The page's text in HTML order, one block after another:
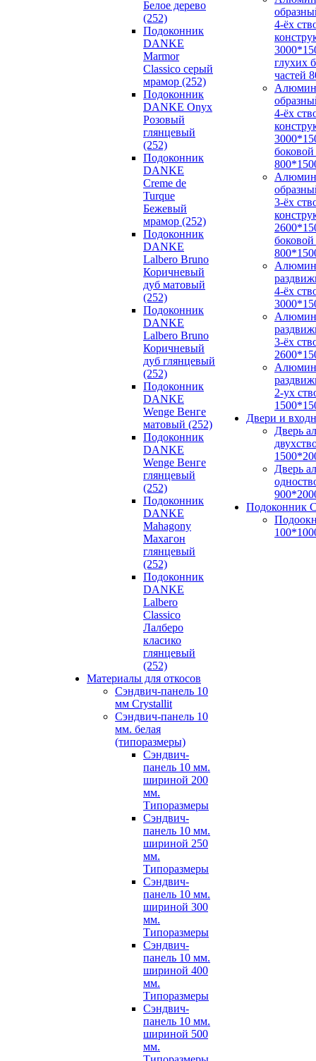
Белое дерево
(252)
Подоконник
DANKE
Marmor
Classico серый
мрамор (252)
Подоконник
DANKE Onyx
Розовый
глянцевый
(252)
Подоконник
DANKE
Creme de
Turque
Бежевый
мрамор (252)
Подоконник
DANKE
Lalbero Bruno
Коричневый
дуб матовый
(252)
Подоконник
DANKE
Lalbero Bruno
Коричневый
дуб глянцевый
(252)
Подоконник
DANKE
Wenge Венге
матовый (252)
Подоконник
DANKE
Wenge Венге
глянцевый
(252)
Подоконник
DANKE
Mahagony
Махагон
глянцевый
(252)
Подоконник
DANKE
Lalbero
Classico
Лалберо
класико
глянцевый
(252)
Материалы для откосов
Сэндвич-панель 10
мм Crystallit
Сэндвич-панель 10
мм. белая
(типоразмеры)
Сэндвич-
панель 10 мм.
шириной 200
мм.
Типоразмеры
Сэндвич-
панель 10 мм.
шириной 250
мм.
Типоразмеры
Сэндвич-
панель 10 мм.
шириной 300
мм.
Типоразмеры
Сэндвич-
панель 10 мм.
шириной 400
мм.
Типоразмеры
Сэндвич-
панель 10 мм.
шириной 500
мм.
4-ёх
глухих
частей
4-ёх
боковой
3-ёх
боковой
4-ёх
3-ёх
2-ух
Двери и
Дверь
Дверь
Подоконник